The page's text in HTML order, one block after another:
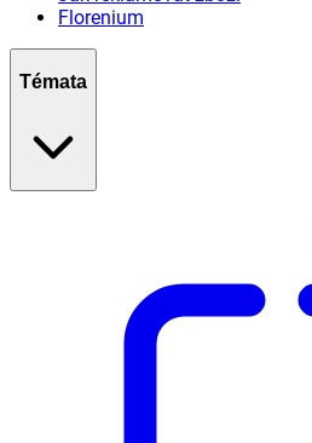
Florenium
Témata